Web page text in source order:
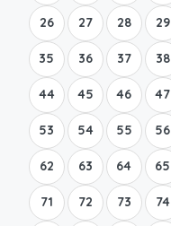
26 27 28 29
35 36 37 38
44 45 46 47
53 54 55 56
62 63 64 65
71 72 73 74